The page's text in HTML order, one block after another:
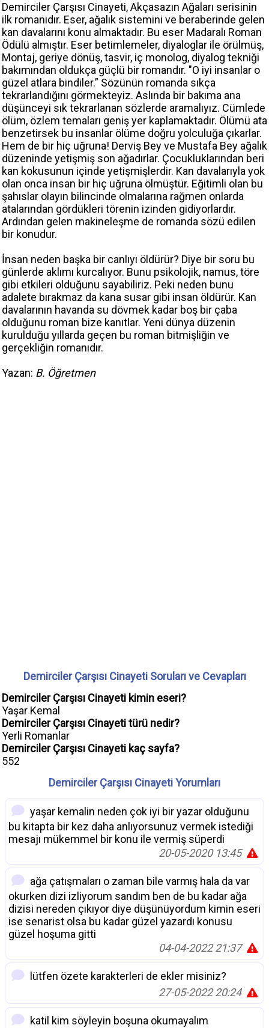
Demirciler Çarşısı Cinayeti, Akçasazın Ağaları serisinin
ilk romanıdır. Eser, ağalık sistemini ve beraberinde gelen
kan davalarını konu almaktadır. Bu eser Madaralı Roman
Ödülü almıştır. Eser betimlemeler, diyaloglar ile örülmüş,
Montaj, geriye dönüş, tasvir, iç monolog, diyalog tekniği
bakımından oldukça güçlü bir romandır. "O iyi insanlar o
güzel atlara bindiler.” Sözünün romanda sıkça
tekrarlandığını görmekteyiz. Aslında bir bakıma ana
düşünceyi sık tekrarlanan sözlerde aramalıyız. Cümlede
ölüm, özlem temaları geniş yer kaplamaktadır. Ölümü ata
benzetirsek bu insanlar ölüme doğru yolculuğa çıkarlar.
Hem de bir hiç uğruna! Derviş Bey ve Mustafa Bey ağalık
düzeninde yetişmiş son ağadırlar. Çocukluklarından beri
kan kokusunun içinde yetişmişlerdir. Kan davalarıyla yok
olan onca insan bir hiç uğruna ölmüştür. Eğitimli olan bu
şahıslar olayın bilincinde olmalarına rağmen onlarda
atalarından gördükleri törenin izinden gidiyorlardır.
Ardından gelen makineleşme de romanda sözü edilen
bir konudur.
İnsan neden başka bir canlıyı öldürür? Diye bir soru bu
günlerde aklımı kurcalıyor. Bunu psikolojik, namus, töre
gibi etkileri olduğunu sayabiliriz. Peki neden bunu
adalete bırakmaz da kana susar gibi insan öldürür. Kan
davalarının havanda su dövmek kadar boş bir çaba
olduğunu roman bize kanıtlar. Yeni dünya düzenin
kurulduğu yıllarda geçen bu roman bitmişliğin ve
gerçekliğin romanıdır.
Yazan: B. Öğretmen
Demirciler Çarşısı Cinayeti Soruları ve Cevapları
Demirciler Çarşısı Cinayeti kimin eseri?
Yaşar Kemal
Demirciler Çarşısı Cinayeti türü nedir?
Yerli Romanlar
Demirciler Çarşısı Cinayeti kaç sayfa?
552
Demirciler Çarşısı Cinayeti Yorumları
yaşar kemalin neden çok iyi bir yazar olduğunu
bu kitapta bir kez daha anlıyorsunuz vermek istediği
mesajı mükemmel bir konu ile vermiş süperdi
20-05-2020 13:45
ağa çatışmaları o zaman bile varmış hala da var
okurken dizi izliyorum sandım ben de bu kadar ağa
dizisi nereden çıkıyor diye düşünüyordum kimin eseri
ise senarist olsa bu kadar güzel yazardı konusu
güzel hoşuma gitti
04-04-2022 21:37
lütfen özete karakterleri de ekler misiniz?
27-05-2022 20:24
katil kim söyleyin boşuna okumayalım